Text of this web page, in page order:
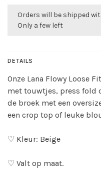
Orders will be shipped
Only a few left
DETAILS
Onze Lana Flowy Loose
met touwtjes, press fold
de broek met een
een crop top of leuke
♡ Kleur: Beige
♡ Valt op maat.